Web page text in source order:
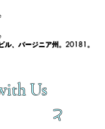
、バージニア州。20181。
Us
と